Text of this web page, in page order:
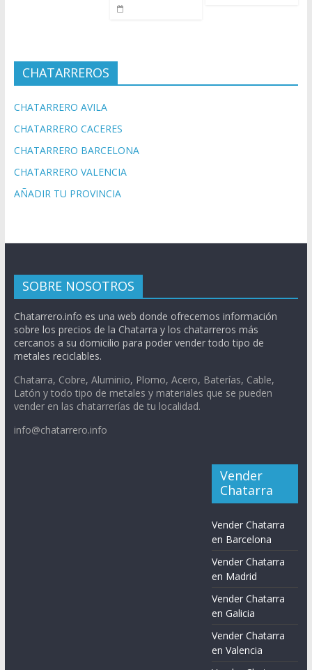
CHATARREROS
CHATARRERO AVILA
CHATARRERO CACERES
CHATARRERO BARCELONA
CHATARRERO VALENCIA
AÑADIR TU PROVINCIA
SOBRE NOSOTROS
Chatarrero.info es una web donde ofrecemos información
sobre los precios de la Chatarra y los chatarreros más
cercanos a su domicilio para poder vender todo tipo de
metales reciclables.
Chatarra, Cobre, Aluminio, Plomo, Acero, Baterías, Cable,
Latón y todo tipo de metales y materiales que se pueden
vender en las chatarrerías de tu localidad.
info@chatarrero.info
Vender
Chatarra
Vender Chatarra
en Barcelona
Vender Chatarra
en Madrid
Vender Chatarra
en Galicia
Vender Chatarra
en Valencia